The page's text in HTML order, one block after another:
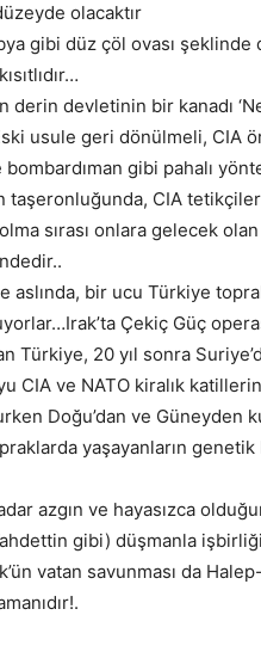
olacaktır
gibi düz çöl ovası şeklinde
derin devletinin bir kanadı
usule geri dönülmeli, CIA
gibi pahalı
taşeronluğunda, CIA
sırası onlara gelecek
aslında, bir ucu Türkiye
Çekiç Güç
Türkiye, 20 yıl sonra
CIA ve NATO kiralık
Doğu’dan ve Güneyden
yaşayanların genetik
azgın ve hayasızca
gibi) düşmanla
vatan savunması da